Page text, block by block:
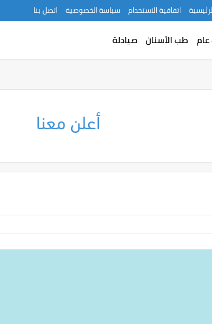
اتفاقية الاستخدام سياسة الخصوصية اتصل بنا
طب الأسنان صيادلة